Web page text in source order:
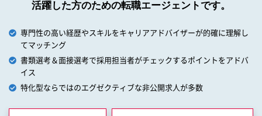
活躍した方のための転職エージェントです。
専門性の高い経歴やスキルをキャリアアドバイザーが的確に理解し
てマッチング
書類選考＆面接選考で採用担当者がチェックするポイントをアドバ
イス
特化型ならではのエグゼクティブな非公開求人が多数